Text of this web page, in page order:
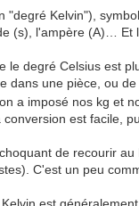
"degré Kelvin"),
(s), l'ampère (A)… Et
le degré Celsius est
dans une pièce, ou
a imposé nos kg et
est facile,
de recourir
C'est un peu